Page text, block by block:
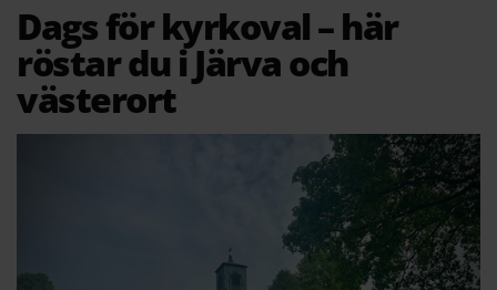
Dags för kyrkoval – här
röstar du i Järva och
västerort